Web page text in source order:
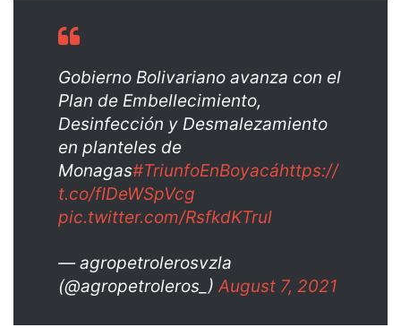
Gobierno Bolivariano avanza con el
Plan de Embellecimiento,
Desinfección y Desmalezamiento
en planteles de
Monagas#TriunfoEnBoyacáhttps://
t.co/fIDeWSpVcg
pic.twitter.com/RsfkdKTrul
— agropetrolerosvzla
(@agropetroleros_)August 7, 2021